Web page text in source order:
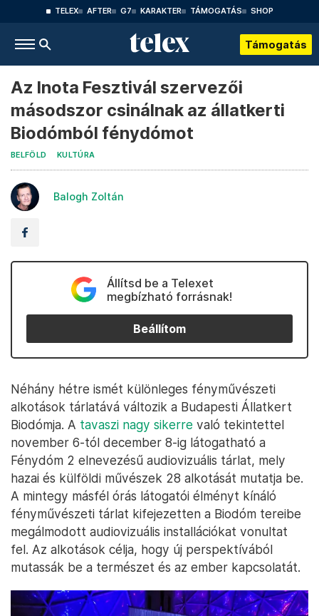
TELEX AFTER G7 KARAKTER TÁMOGATÁS SHOP
Támogatás
Az Inota Fesztivál szervezői
másodszor csinálnak az állatkerti
Biodómból fénydómot
BELFÖLD KULTÚRA
Balogh Zoltán
Állítsd be a Telexet
megbízható forrásnak!
Beállítom
Néhány hétre ismét különleges fényművészeti
alkotások tárlatává változik a Budapesti Állatkert
Biodómja. A tavaszi nagy sikerre való tekintettel
november 6-tól december 8-ig látogatható a
Fénydóm 2 elnevezésű audiovizuális tárlat, mely
hazai és külföldi művészek 28 alkotását mutatja be.
A mintegy másfél órás látogatói élményt kínáló
fényművészeti tárlat kifejezetten a Biodóm tereibe
megálmodott audiovizuális installációkat vonultat
fel. Az alkotások célja, hogy új perspektívából
mutassák be a természet és az ember kapcsolatát.